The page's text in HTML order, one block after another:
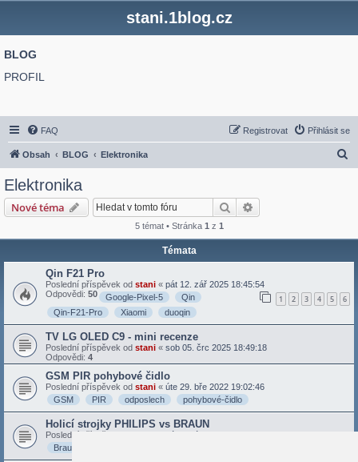
stani.1blog.cz
BLOG
PROFIL
FAQ Přihlásit se
Registrovat
Obsah BLOG Elektronika
Elektronika
Nové téma Hledat
5 témat • Stránka 1 z 1
Témata
Qin F21 Pro
Poslední příspěvek od stani « pát 12. zář 2025 18:45:54
Odpovědi: 50 1 2 3 4 5 6
Google-Pixel-5
Qin
Qin-F21-Pro
Xiaomi duoqin
TV LG OLED C9 - mini recenze
Poslední příspěvek od stani « sob 05. črc 2025 18:49:18
Odpovědi: 4
GSM PIR pohybové čidlo
Poslední příspěvek od stani « úte 29. bře 2022 19:02:46
GSM
PIR odposlech pohybové-čidlo
Holicí strojky PHILIPS vs BRAUN
Poslední příspěvek od
pát 05. úno 2021 21:09:43
Braun